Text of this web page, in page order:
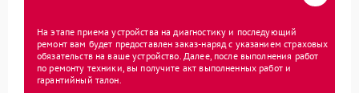
На этапе приема устройства на диагностику и последующий
ремонт вам будет предоставлен заказ-наряд с указанием страховых
обязательств на ваше устройство. Далее, после выполнения работ
по ремонту техники, вы получите акт выполненных работ и
гарантийный талон.